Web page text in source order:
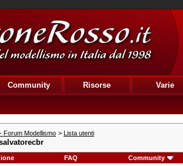
Community Risorse Varie
Forum Modellismo > Lista utenti
FAQ Community